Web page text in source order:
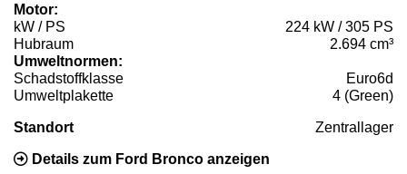
Motor:
kW / PS
224 kW / 305 PS
Hubraum
2.694 cm³
Umweltnormen:
Schadstoffklasse
Euro6d
Umweltplakette
4 (Green)
Standort Zentrallager
Details zum Ford Bronco anzeigen